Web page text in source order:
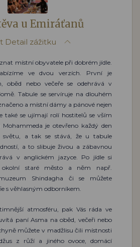
u Emiráťanů
Detail zážitku
místní obyvatele při dobrém jídle.
ve dvou verzích. První je
oběd nebo večeře se odehrává v
Tabule se servíruje na dlouhém
a místní dámy a pánové nejen
také se ujímají rolí hostitelů se vším
je otevřeno každý den
světu, a tak se stává, že u tabule
a to slibuje živou a zábavnou
v anglickém jazyce. Po jídle si
okolní staré město a něm např.
Shindagha či se můžete
s věhlasným odborníkem.
atmosféru, pak Vás ráda ve
paní Asma na oběd, večeři nebo
můžete v madžlisu čili místnosti
z růží a jiného ovoce, domácí